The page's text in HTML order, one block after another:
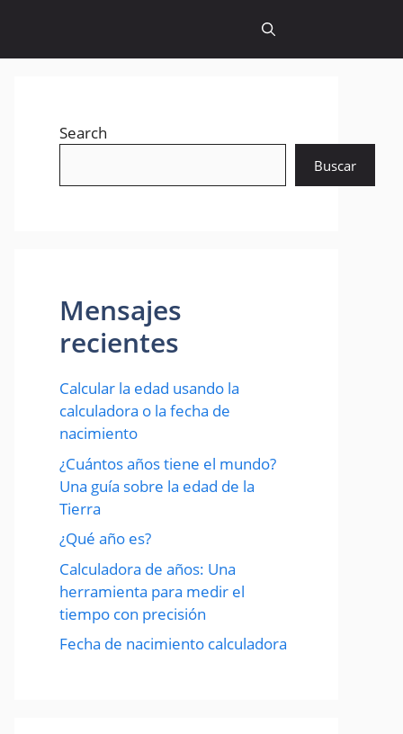
Search
Buscar
Mensajes
recientes
Calcular la edad usando la
calculadora o la fecha de
nacimiento
¿Cuántos años tiene el mundo?
Una guía sobre la edad de la
Tierra
¿Qué año es?
Calculadora de años: Una
herramienta para medir el
tiempo con precisión
Fecha de nacimiento calculadora